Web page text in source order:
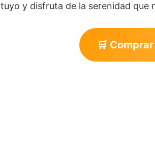
tuyo y disfruta de la serenidad que
🛒